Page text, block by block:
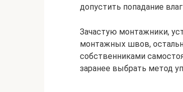
допустить попадание
Зачастую монтажники,
монтажных швов,
собственниками
заранее выбрать метод